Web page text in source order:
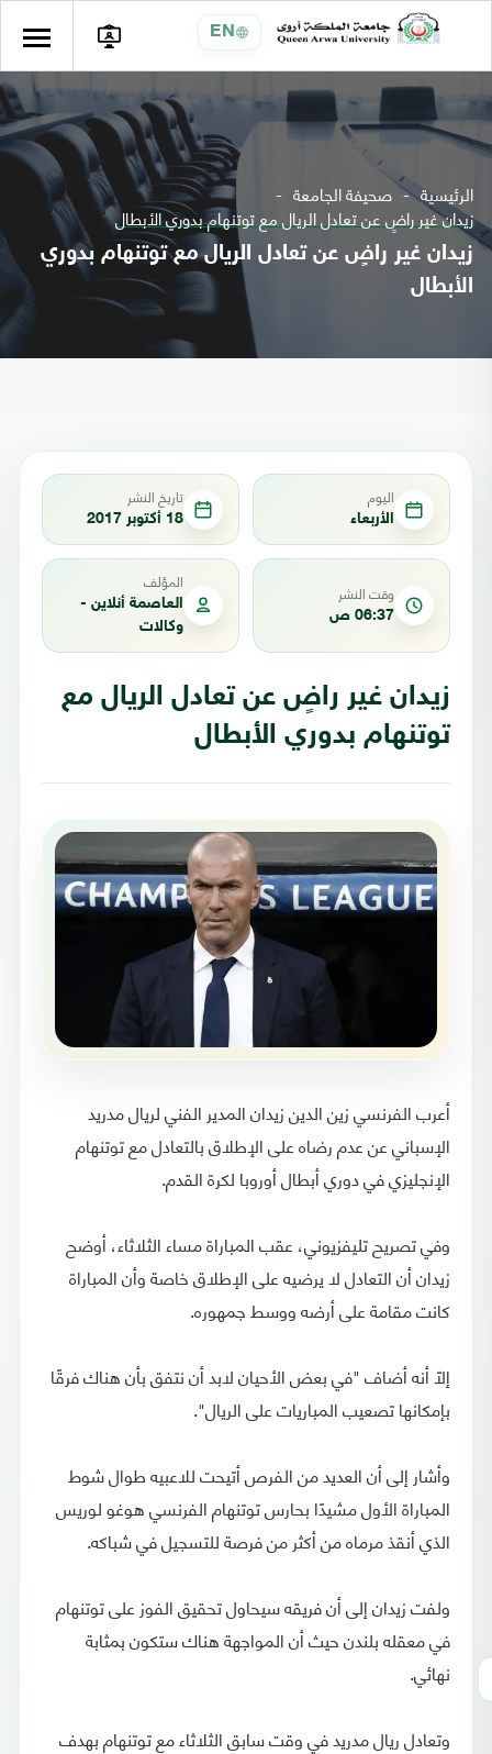
EN
الرئيسية صحيفة الجامعة
زيدان غير راضٍ عن تعادل الريال مع توتنهام بدوري الأبطال
زيدان غير راضٍ عن تعادل الريال مع توتنهام بدوري
الأبطال
اليوم
الأربعاء
تاريخ النشر
18 أكتوبر 2017
وقت النشر
06:37 ص
المؤلف
العاصمة أنلاين -
وكالات
زيدان غير راضٍ عن تعادل الريال مع
توتنهام بدوري الأبطال
أعرب الفرنسي زين الدين زيدان المدير الفني لريال مدريد
الإسباني عن عدم رضاه على الإطلاق بالتعادل مع توتنهام
الإنجليزي في دوري أبطال أوروبا لكرة القدم.
وفي تصريح تليفزيوني، عقب المباراة مساء الثلاثاء، أوضح
زيدان أن التعادل لا يرضيه على الإطلاق خاصة وأن المباراة
كانت مقامة على أرضه ووسط جمهوره.
إلّا أنه أضاف "في بعض الأحيان لابد أن نتفق بأن هناك فرقًا
بإمكانها تصعيب المباريات على الريال".
وأشار إلى أن العديد من الفرص أتيحت للاعبيه طوال شوط
المباراة الأول مشيدًا بحارس توتنهام الفرنسي هوغو لوريس
الذي أنقذ مرماه من أكثر من فرصة للتسجيل في شباكه.
ولفت زيدان إلى أن فريقه سيحاول تحقيق الفوز على توتنهام
في معقله بلندن حيث أن المواجهة هناك ستكون بمثابة
نهائي.
وتعادل ريال مدريد في وقت سابق الثلاثاء مع توتنهام بهدف